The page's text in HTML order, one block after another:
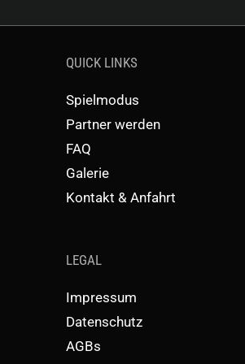
QUICK LINKS
Spielmodus
Partner werden
FAQ
Galerie
Kontakt & Anfahrt
LEGAL
Impressum
Datenschutz
AGBs